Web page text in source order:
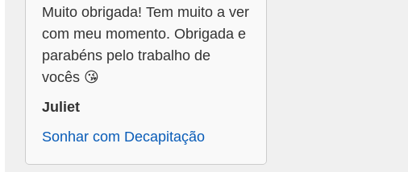
Muito obrigada! Tem muito a ver
com meu momento. Obrigada e
parabéns pelo trabalho de
vocês 😘
Juliet
Sonhar com Decapitação